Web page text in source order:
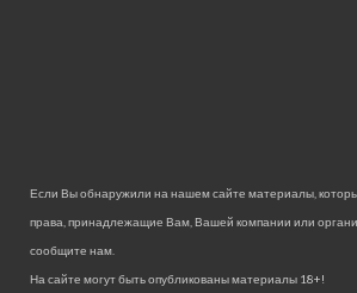
Если Вы обнаружили на нашем сайте материалы,
права, принадлежащие Вам, Вашей компании или
сообщите нам.
На сайте могут быть опубликованы материалы 18+!